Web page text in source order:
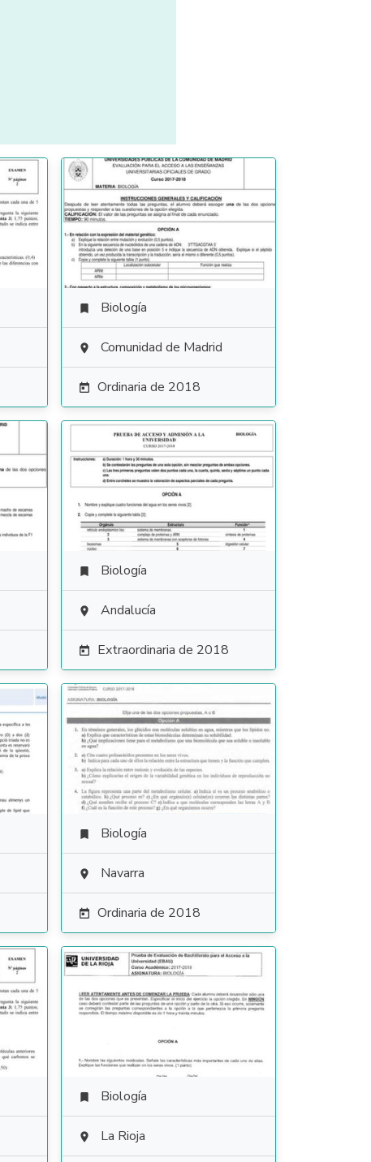
 Biología
 Comunidad de Madrid
 Ordinaria de 2018
 Biología
 Andalucía
 Extraordinaria de 2018
 Biología
 Navarra
 Ordinaria de 2018
 Biología
 La Rioja